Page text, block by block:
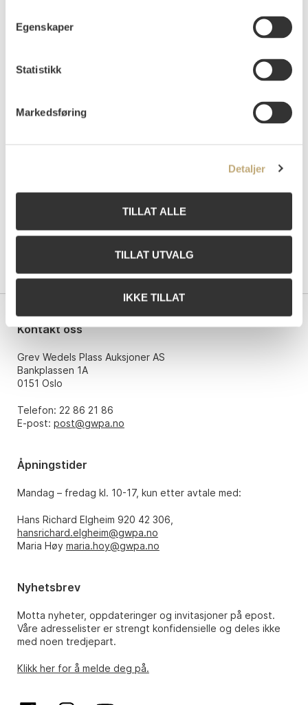
Egenskaper
Statistikk
Markedsføring
Detaljer
TILLAT ALLE
TILLAT UTVALG
IKKE TILLAT
Auksjonert torsdag 10. desember 2020 kl 18:00
Kontakt oss
Grev Wedels Plass Auksjoner AS
Bankplassen 1A
0151 Oslo
Telefon: 22 86 21 86
E-post: post@gwpa.no
Åpningstider
Mandag – fredag kl. 10-17, kun etter avtale med:
Hans Richard Elgheim 920 42 306,
hansrichard.elgheim@gwpa.no
Maria Høy maria.hoy@gwpa.no
Nyhetsbrev
Motta nyheter, oppdateringer og invitasjoner på epost.
Våre adresselister er strengt konfidensielle og deles ikke
med noen tredjepart.
Klikk her for å melde deg på.